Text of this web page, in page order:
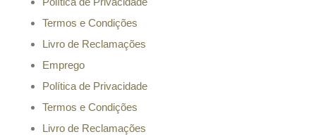
Termos e Condições
Livro de Reclamações
Emprego
Política de Privacidade
Termos e Condições
Livro de Reclamações